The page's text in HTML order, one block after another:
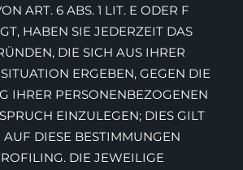
ART. 6 ABS. 1 LIT. E ODER F
HABEN SIE JEDERZEIT DAS
DIE SICH AUS IHRER
ERGEBEN, GEGEN DIE
IHRER PERSONENBEZOGENEN
EINZULEGEN; DIES GILT
DIESE BESTIMMUNGEN
DIE JEWEILIGE